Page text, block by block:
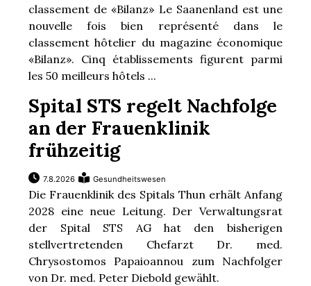
classement de «Bilanz» Le Saanenland est une
nouvelle fois bien représenté dans le
classement hôtelier du magazine économique
«Bilanz». Cinq établissements figurent parmi
les 50 meilleurs hôtels ...
Spital STS regelt Nachfolge
an der Frauenklinik
frühzeitig
7.8.2026 Gesundheitswesen
Die Frauenklinik des Spitals Thun erhält Anfang
2028 eine neue Leitung. Der Verwaltungsrat
der Spital STS AG hat den bisherigen
stellvertretenden Chefarzt Dr. med.
Chrysostomos Papaioannou zum Nachfolger
von Dr. med. Peter Diebold gewählt.